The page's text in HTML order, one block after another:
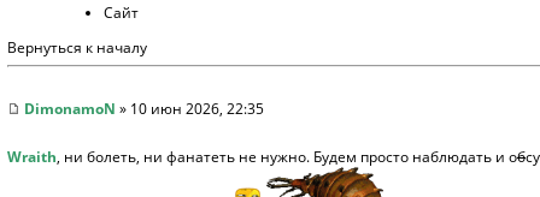
Сайт
Вернуться к началу
DimonamoN » 10 июн 2026, 22:35
Wraith, ни болеть, ни фанатеть не нужно. Будем просто наблюдать и об